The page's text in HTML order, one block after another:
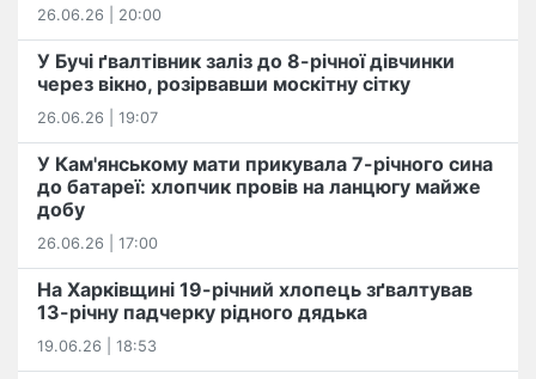
26.06.26 | 20:00
У Бучі ґвалтівник заліз до 8-річної дівчинки
через вікно, розірвавши москітну сітку
26.06.26 | 19:07
У Кам'янському мати прикувала 7-річного сина
до батареї: хлопчик провів на ланцюгу майже
добу
26.06.26 | 17:00
На Харківщині 19-річний хлопець​ ️зґвалтував
13-річну падчерку рідного дядька
19.06.26 | 18:53